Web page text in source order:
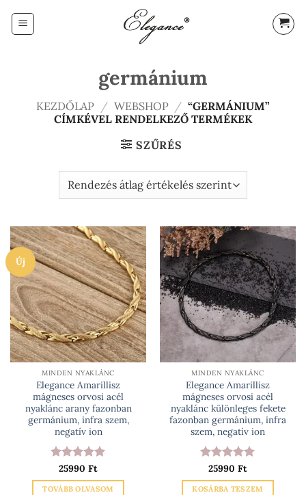
germánium
KEZDŐLAP / WEBSHOP / “GERMÁNIUM”
CÍMKÉVEL RENDELKEZŐ TERMÉKEK
SZŰRÉS
Új
MINDEN NYAKLÁNC
Elegance Amarillisz
mágneses orvosi acél
nyaklánc arany fazonban
germánium, infra szem,
negatív ion
Értékelés:
/ 5
25990 Ft
TOVÁBB OLVASOM
MINDEN NYAKLÁNC
Elegance Amarillisz
mágneses orvosi acél
nyaklánc különleges fekete
fazonban germánium, infra
szem, negatív ion
Értékelés:
/ 5
25990 Ft
KOSÁRBA TESZEM